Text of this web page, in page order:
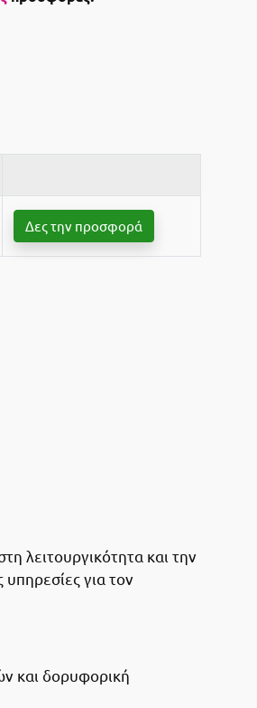
Δες την προσφορά
λειτουργικότητα και την
για τον
και δορυφορική